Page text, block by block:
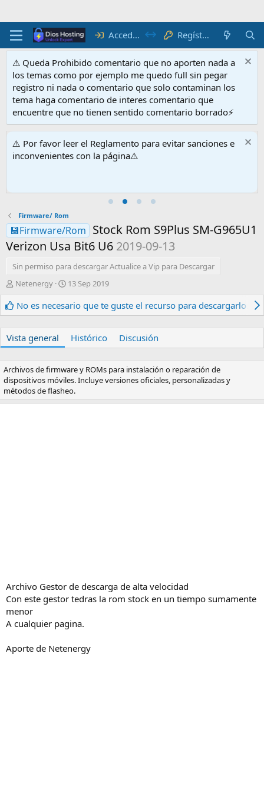
Acceder Regístrate
⚠ Queda Prohibido comentario que no aporten nada a
los temas como por ejemplo me quedo full sin pegar
registro ni nada o comentario que solo contaminan los
tema haga comentario de interes comentario que
encuentre que no tienen sentido comentario borrado⚡
⚠️ Por favor leer el Reglamento para evitar sanciones e
inconvenientes con la página⚠️
Firmware/ Rom
💾Firmware/Rom Stock Rom S9Plus SM-G965U1
Verizon Usa Bit6 U6 2019-09-13
Sin permiso para descargar Actualice a Vip para Descargar
A
t
o
Netenergy
F
c
h
d
e
r
e
a
c
13 Sep 2019
No es necesario que te guste el recurso para descargarlo.
Vista general Histórico Discusión
Archivos de firmware y ROMs para instalación o reparación de
dispositivos móviles. Incluye versiones oficiales, personalizadas y
métodos de flasheo.
Archivo Gestor de descarga de alta velocidad
Con este gestor tedras la rom stock en un tiempo sumamente
menor
A cualquier pagina.
Aporte de Netenergy